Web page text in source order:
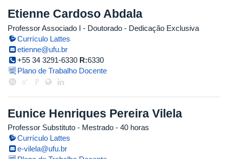
Etienne Cardoso Abdala
Professor Associado I - Doutorado - Dedicação Exclusiva
Currículo Lattes
etienne@ufu.br
+55 34 3291-6330 R:6330
Plano de Trabalho Docente
Eunice Henriques Pereira Vilela
Professor Substituto - Mestrado - 40 horas
Currículo Lattes
e-vilela@ufu.br